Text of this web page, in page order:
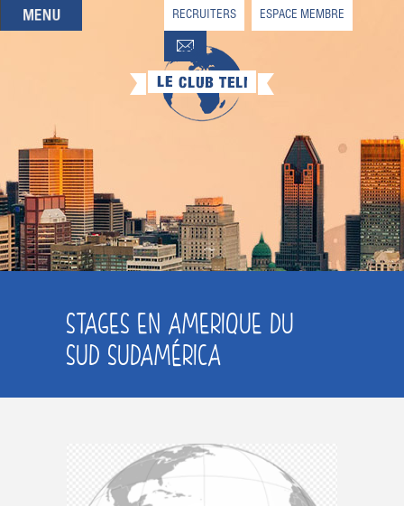
QUI SOMMES-NOUS
QUE CHERCHEZ-VOUS ?
NOS OFFRES PARTENAIRES
DEVENIR MEMBRE
RECRUITERS ESPACE MEMBRE
STAGES EN AMERIQUE DU
SUD SUDAMÉRICA